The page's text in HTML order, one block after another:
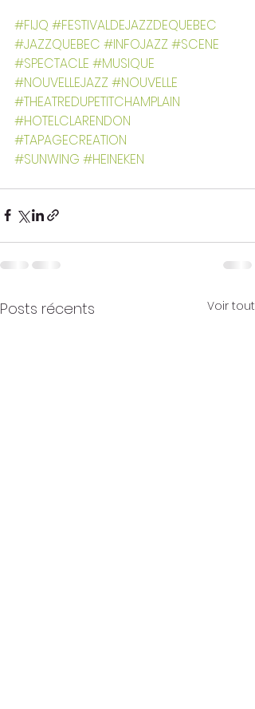
#FIJQ #FESTIVALDEJAZZDEQUEBEC
#JAZZQUEBEC #INFOJAZZ #SCENE
#SPECTACLE #MUSIQUE
#NOUVELLEJAZZ #NOUVELLE
#THEATREDUPETITCHAMPLAIN
#HOTELCLARENDON
#TAPAGECREATION
#SUNWING #HEINEKEN
Posts récents Voir tout